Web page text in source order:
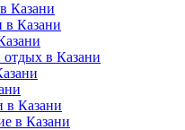
Казани
в Казани
в Казани
в Казани
в Казани